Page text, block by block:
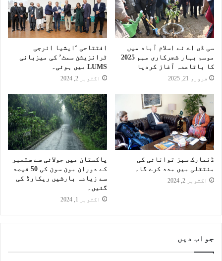
سی ڈی اے نے اسلام آباد میں
موسم بہار شجرکاری مہم 2025
کا باقاعدہ آغاز کردیا
فروری 21, 2025
افتتاحی ‘ایشیا انرجی
ٹرانزیشن سمٹ’ کی میزبانی
LUMS میں ہوئی۔
اکتوبر 2, 2024
ڈنمارک سبز توانائی کی
منتقلی میں مدد کرے گا۔
اکتوبر 2, 2024
پاکستان میں جولائی سے ستمبر
کے دوران مون سون کی 50 فیصد
سے زیادہ بارشیں ریکارڈ کی
گئیں۔
اکتوبر 1, 2024
جواب دیں